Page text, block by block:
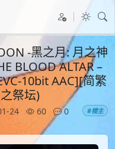
-黑之月: 月之神
BLOOD ALTAR –
10bit AAC][简繁
祭坛)
24 60
0
#楼主